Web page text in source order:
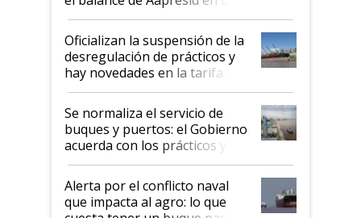
Posta
Oficializan la suspensión de la
desregulación de prácticos y
hay novedades en la tarifa de
la hidrovía
Se normaliza el servicio de
buques y puertos: el Gobierno
acuerda con los prácticos y
suspende el decreto de
desregulación
Alerta por el conflicto naval
que impacta al agro: lo que